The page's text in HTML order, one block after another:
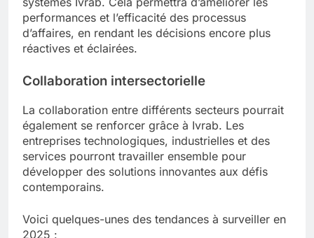
performances et l’efficacité des processus
d’affaires, en rendant les décisions encore plus
réactives et éclairées.
Collaboration intersectorielle
La collaboration entre différents secteurs pourrait
également se renforcer grâce à Ivrab. Les
entreprises technologiques, industrielles et des
services pourront travailler ensemble pour
développer des solutions innovantes aux défis
contemporains.
Voici quelques-unes des tendances à surveiller en
2025 :